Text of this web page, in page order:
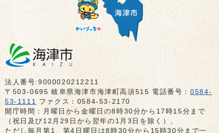
法人番号:9000020212211
〒503-0695 岐阜県海津市海津町高須515 電話番号：0584-
53-1111 ファクス：0584-53-2170
開庁時間：月曜日から金曜日の8時30分から17時15分まで
（祝日及び12月29日から翌年の1月3日を除く）、
ただし毎月第1、第4日曜日は8時30分から15時30分まで一